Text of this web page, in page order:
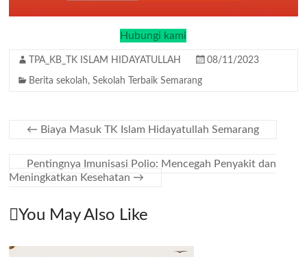
Hubungi kami
TPA_KB_TK ISLAM HIDAYATULLAH 08/11/2023
Berita sekolah,Sekolah Terbaik Semarang
← Biaya Masuk TK Islam Hidayatullah Semarang
Pentingnya Imunisasi Polio: Mencegah Penyakit dan
Meningkatkan Kesehatan →
You May Also Like